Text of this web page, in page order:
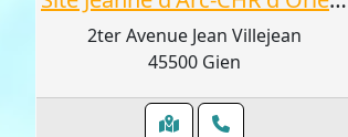
2ter Avenue Jean Villejean
45500 Gien